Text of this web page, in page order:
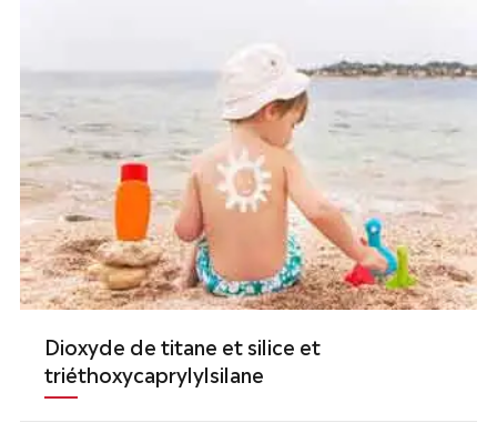
Dioxyde de titane et silice et
triéthoxycaprylylsilane